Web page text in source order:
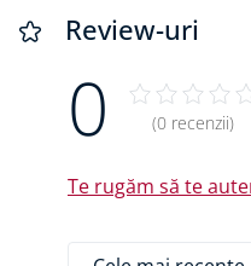
Review-uri
0 (0 recenzii)
Te rugăm să te